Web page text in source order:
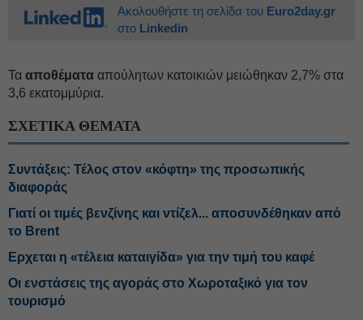
Ακολουθήστε τη σελίδα του Euro2day.gr
στο Linkedin
Τα αποθέματα απούλητων κατοικιών μειώθηκαν 2,7% στα
3,6 εκατομμύρια.
ΣΧΕΤΙΚΑ ΘΕΜΑΤΑ
Συντάξεις: Τέλος στον «κόφτη» της προσωπικής
διαφοράς
Γιατί οι τιμές βενζίνης και ντίζελ... αποσυνδέθηκαν από
το Brent
Ερχεται η «τέλεια καταιγίδα» για την τιμή του καφέ
Οι ενστάσεις της αγοράς στο Χωροταξικό για τον
τουρισμό